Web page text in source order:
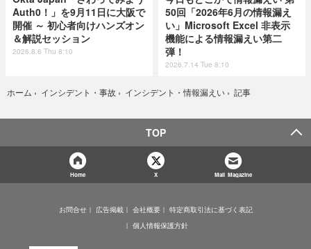
Auth0！」を9月11日に大阪で
開催 ～ 初心者向けハンズオン
＆解説セッション
2026.8.6 Thu 8:10
50回「2026年6月の情報漏え
い」Microsoft Excel 非表示
機能による情報漏えい第二
弾！
2026.7.14 Tue 8:10
ホーム › インシデント・事故 › インシデント・情報漏えい › 記事
TOP
Home X Mail Magazine
お問合せ 広告掲載 会社概要
特定商取引法に基づく表記
個人情報保護方針